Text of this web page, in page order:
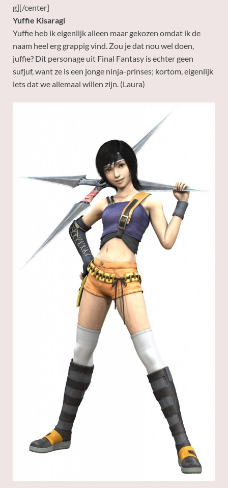
g][/center]
Yuffie Kisaragi
Yuffie heb ik eigenlijk alleen maar gekozen omdat ik de
naam heel erg grappig vind. Zou je dat nou wel doen,
juffie? Dit personage uit Final Fantasy is echter geen
sufjuf, want ze is een jonge ninja-prinses; kortom, eigenlijk
iets dat we allemaal willen zijn. (Laura)